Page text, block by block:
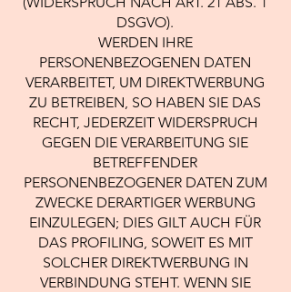
DSGVO).
WERDEN IHRE
PERSONENBEZOGENEN DATEN
VERARBEITET, UM DIREKTWERBUNG
ZU BETREIBEN, SO HABEN SIE DAS
RECHT, JEDERZEIT WIDERSPRUCH
GEGEN DIE VERARBEITUNG SIE
BETREFFENDER
PERSONENBEZOGENER DATEN ZUM
ZWECKE DERARTIGER WERBUNG
EINZULEGEN; DIES GILT AUCH FÜR
DAS PROFILING, SOWEIT ES MIT
SOLCHER DIREKTWERBUNG IN
VERBINDUNG STEHT. WENN SIE